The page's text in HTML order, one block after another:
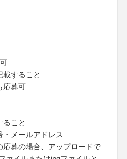
すること
応募可
ること
・メールアドレス
募の場合、アップロードで